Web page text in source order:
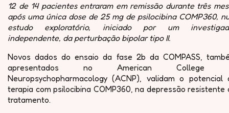
12 de 14 pacientes entraram em remissão durante três
após uma única dose de 25 mg de psilocibina COMP360,
estudo exploratório, iniciado por um
independente, da perturbação bipolar tipo II.
Novos dados do ensaio da fase 2b da COMPASS,
apresentados no American College
Neuropsychopharmacology (ACNP), validam o potencial
terapia com psilocibina COMP360, na depressão resistente
tratamento.